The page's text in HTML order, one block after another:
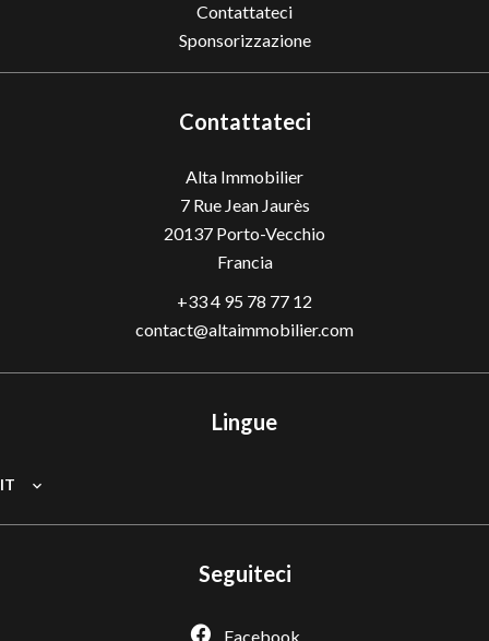
Contattateci
Sponsorizzazione
Contattateci
Alta Immobilier
7 Rue Jean Jaurès
20137 Porto-Vecchio
Francia
+33 4 95 78 77 12
contact@altaimmobilier.com
Lingue
IT
Seguiteci
Facebook